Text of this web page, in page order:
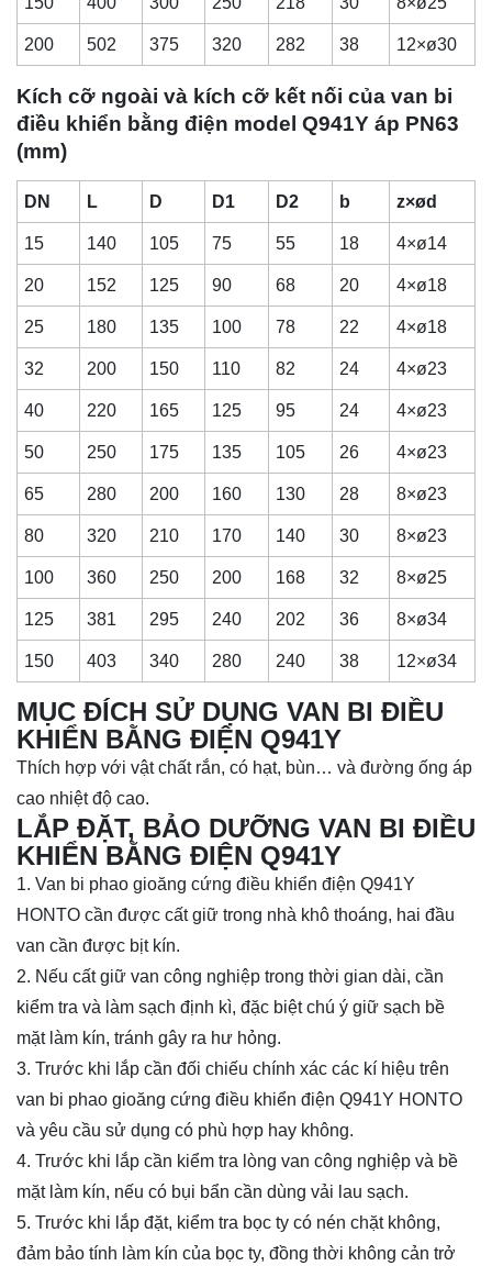
200 502 375 320 282 38 12×ø30
Kích cỡ ngoài và kích cỡ kết nối của van bi
điều khiển bằng điện model Q941Y áp PN63
(mm)
DN L D D1 D2 b z×ød
15 140 105 75 55 18 4×ø14
20 152 125 90 68 20 4×ø18
25 180 135 100 78 22 4×ø18
32 200 150 110 82 24 4×ø23
40 220 165 125 95 24 4×ø23
50 250 175 135 105 26 4×ø23
65 280 200 160 130 28 8×ø23
80 320 210 170 140 30 8×ø23
100 360 250 200 168 32 8×ø25
125 381 295 240 202 36 8×ø34
150 403 340 280 240 38 12×ø34
MỤC ĐÍCH SỬ DỤNG VAN BI ĐIỀU
KHIỂN BẰNG ĐIỆN Q941Y
Thích hợp với vật chất rắn, có hạt, bùn… và đường ống áp
cao nhiệt độ cao.
LẮP ĐẶT, BẢO DƯỠNG VAN BI ĐIỀU
KHIỂN BẰNG ĐIỆN Q941Y
1. Van bi phao gioăng cứng điều khiển điện Q941Y
HONTO cần được cất giữ trong nhà khô thoáng, hai đầu
van cần được bịt kín.
2. Nếu cất giữ van công nghiệp trong thời gian dài, cần
kiểm tra và làm sạch định kì, đặc biệt chú ý giữ sạch bề
mặt làm kín, tránh gây ra hư hỏng.
3. Trước khi lắp cần đối chiếu chính xác các kí hiệu trên
van bi phao gioăng cứng điều khiển điện Q941Y HONTO
và yêu cầu sử dụng có phù hợp hay không.
4. Trước khi lắp cần kiểm tra lòng van công nghiệp và bề
mặt làm kín, nếu có bụi bẩn cần dùng vải lau sạch.
5. Trước khi lắp đặt, kiểm tra bọc ty có nén chặt không,
đảm bảo tính làm kín của bọc ty, đồng thời không cản trở